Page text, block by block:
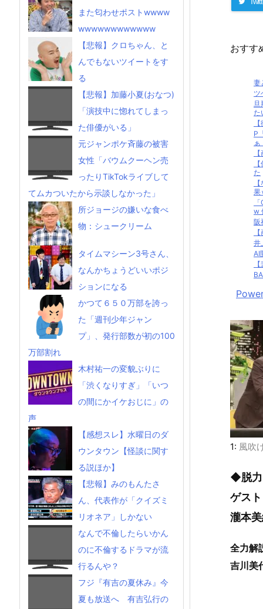
おすす
妻
ツ
た
P
た
果
w
阪
井
AI
1: 風吹
◆脱力
ゲスト
瀧本
全力解
吉川美
また匂わせポストwwww
wwwwwwwwwwww
【悲報】クロちゃん、と
んでもないツイートをす
る
【悲報】加藤小夏(おなつ)
「演技中に惚れてしまっ
た俳優がいる」
元ジャンポケ斉藤の被害
女性「バウムクーヘン売
ったりTikTokライブして
てムカついたから示談しなかった」
所ジョージの嫌いな食べ
物：シュークリーム
タイムマシーン3号さん、
なんかちょうどいいポジ
ションになる
かつて６５０万部を誇っ
た「週刊少年ジャン
プ」、発行部数が初の100
万部割れ
木村祐一の変貌ぶりに
「渋くなりすぎ」「いつ
の間にかイケおじに」の
声
【感想スレ】水曜日のダ
ウンタウン【怪談に関す
る説ほか】
【悲報】みのもんたさ
ん、代表作が「クイズミ
リオネア」しかない
なんで不倫したらいかん
のに不倫するドラマが流
行るんや？
フジ『有吉の夏休み』今
夏も放送へ 有吉弘行の